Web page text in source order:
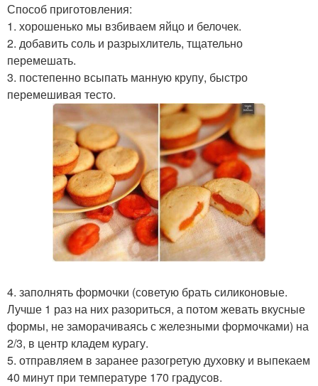
Способ приготовления:
1. хорошенько мы взбиваем яйцо и белочек.
2. добавить соль и разрыхлитель, тщательно
перемешать.
3. постепенно всыпать манную крупу, быстро
перемешивая тесто.
4. заполнять формочки (советую брать силиконовые.
Лучше 1 раз на них разориться, а потом жевать вкусные
формы, не заморачиваясь с железными формочками) на
2/3, в центр кладем курагу.
5. отправляем в заранее разогретую духовку и выпекаем
40 минут при температуре 170 градусов.